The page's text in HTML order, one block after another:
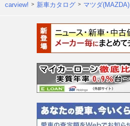
carview! 新車カタログ マツダ(MAZDA)